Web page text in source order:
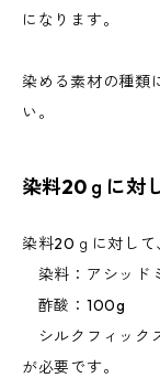
になります。
染める素材の種類
い。
染料20ｇに対
染料20ｇに対し
染料：アシッド
酢酸：100g
シルクフィック
が必要です。